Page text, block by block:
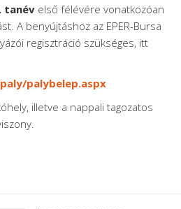
tanév első félévére vonatkozóan
A benyújtáshoz az EPER-Bursa
regisztráció szükséges, itt
palybelep.aspx
illetve a nappali tagozatos